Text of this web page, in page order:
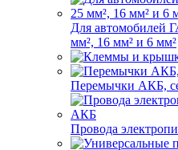
Для автомобилей
мм², 16 мм² и 6 мм²
Перемычки АКБ,
Провода